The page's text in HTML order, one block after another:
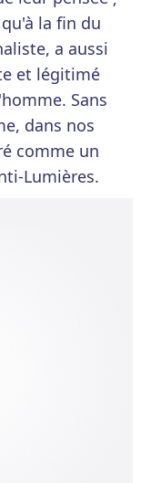
la fin du
a aussi
et légitimé
Sans
dans nos
comme un
Lumières.